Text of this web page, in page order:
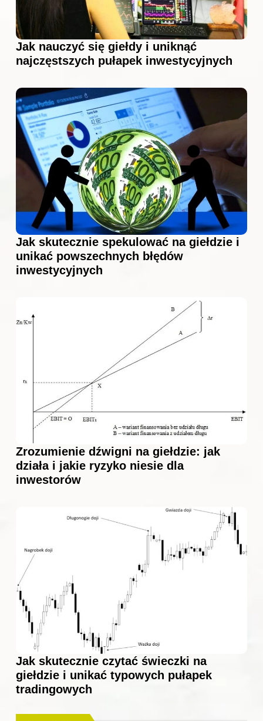
Jak nauczyć się giełdy i uniknąć
najczęstszych pułapek inwestycyjnych
Jak skutecznie spekulować na giełdzie i
unikać powszechnych błędów
inwestycyjnych
Zrozumienie dźwigni na giełdzie: jak
działa i jakie ryzyko niesie dla
inwestorów
Jak skutecznie czytać świeczki na
giełdzie i unikać typowych pułapek
tradingowych